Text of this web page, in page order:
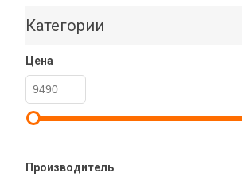
Категории
Цена
Производитель